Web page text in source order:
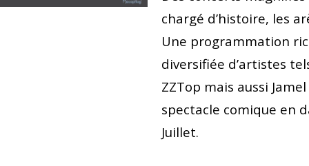
chargé d’histoire, les
Une programmation
diversifiée d’artistes
ZZTop mais aussi
spectacle comique en
Juillet.